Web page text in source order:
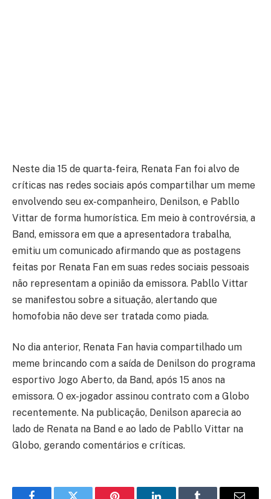
Neste dia 15 de quarta-feira, Renata Fan foi alvo de
críticas nas redes sociais após compartilhar um meme
envolvendo seu ex-companheiro, Denilson, e Pabllo
Vittar de forma humorística. Em meio à controvérsia, a
Band, emissora em que a apresentadora trabalha,
emitiu um comunicado afirmando que as postagens
feitas por Renata Fan em suas redes sociais pessoais
não representam a opinião da emissora. Pabllo Vittar
se manifestou sobre a situação, alertando que
homofobia não deve ser tratada como piada.
No dia anterior, Renata Fan havia compartilhado um
meme brincando com a saída de Denilson do programa
esportivo Jogo Aberto, da Band, após 15 anos na
emissora. O ex-jogador assinou contrato com a Globo
recentemente. Na publicação, Denilson aparecia ao
lado de Renata na Band e ao lado de Pabllo Vittar na
Globo, gerando comentários e críticas.